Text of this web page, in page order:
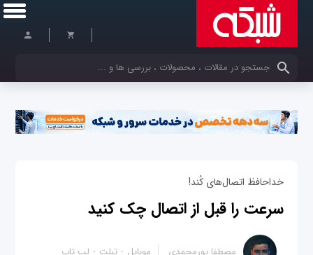
کلمات کلیدی خود را وارد کنید
خداحافظ اتصال‌های کُند!
سرعت را قبل از اتصال چک کنید
مصطفا پورمحمدی موبایل تبلت لپ تاپ